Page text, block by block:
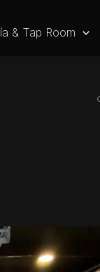
& Tap Room